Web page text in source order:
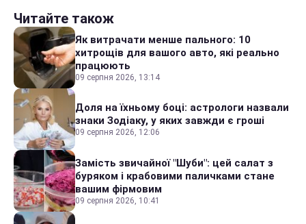
Читайте також
Як витрачати менше пального: 10
хитрощів для вашого авто, які реально
працюють
09 серпня 2026, 13:14
Доля на їхньому боці: астрологи назвали
знаки Зодіаку, у яких завжди є гроші
09 серпня 2026, 12:06
Замість звичайної "Шуби": цей салат з
буряком і крабовими паличками стане
вашим фірмовим
09 серпня 2026, 10:41